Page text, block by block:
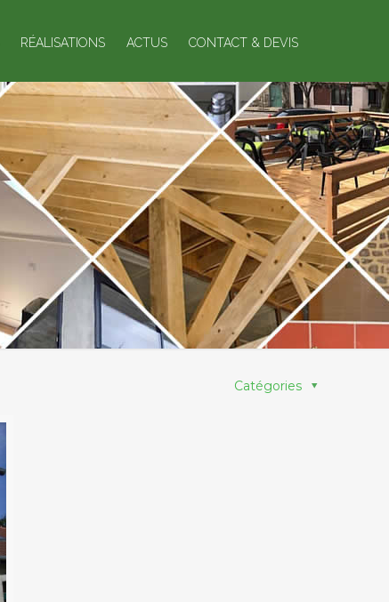
RÉALISATIONS ACTUS CONTACT & DEVIS
Catégories